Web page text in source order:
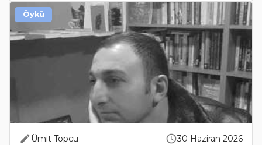
Ümit Topcu 30 Haziran 2026
Öykü